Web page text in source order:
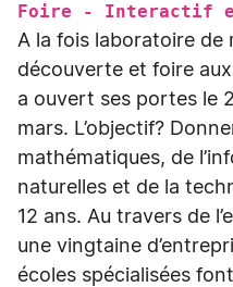
Foire - Interactif
A la fois laboratoire de
découverte et foire
a ouvert ses portes le
mars. L’objectif?
mathématiques, de
naturelles et de la
12 ans. Au travers de
une vingtaine
écoles spécialisées